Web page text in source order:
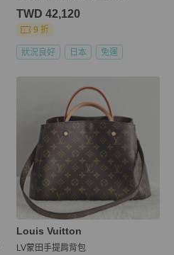
TWD 42,120
9 折
狀況良好 日本 免運
Louis Vuitton
LV蒙田手提肩背包